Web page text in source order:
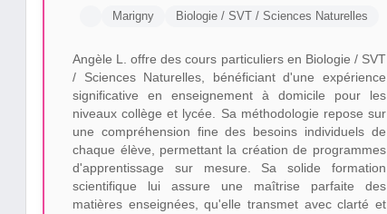
Marigny Biologie / SVT / Sciences Naturelles
Angèle L. offre des cours particuliers en Biologie / SVT
/ Sciences Naturelles, bénéficiant d'une expérience
significative en enseignement à domicile pour les
niveaux collège et lycée. Sa méthodologie repose sur
une compréhension fine des besoins individuels de
chaque élève, permettant la création de programmes
d'apprentissage sur mesure. Sa solide formation
scientifique lui assure une maîtrise parfaite des
matières enseignées, qu'elle transmet avec clarté et